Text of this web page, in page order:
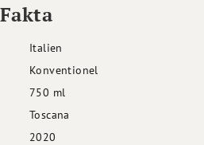
Italien
Konventionel
750 ml
Toscana
2020
Fakta